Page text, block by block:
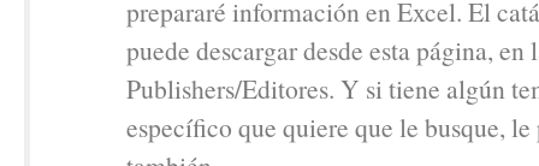
prepararé información en Excel. El
puede descargar desde esta página, en
Publishers/Editores. Y si tiene algún
específico que quiere que le busque,